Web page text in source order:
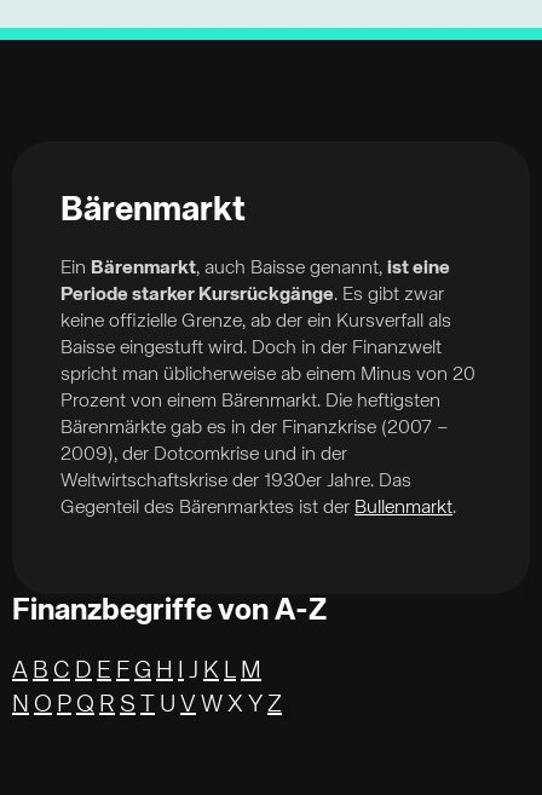
Bärenmarkt
Ein Bärenmarkt, auch Baisse genannt, ist eine
Periode starker Kursrückgänge. Es gibt zwar
keine offizielle Grenze, ab der ein Kursverfall als
Baisse eingestuft wird. Doch in der Finanzwelt
spricht man üblicherweise ab einem Minus von 20
Prozent von einem Bärenmarkt. Die heftigsten
Bärenmärkte gab es in der Finanzkrise (2007 –
2009), der Dotcomkrise und in der
Weltwirtschaftskrise der 1930er Jahre. Das
Gegenteil des Bärenmarktes ist der Bullenmarkt.
Finanzbegriffe von A-Z
A B C D E F G H J K L M
N O P Q R S U V W X YZ